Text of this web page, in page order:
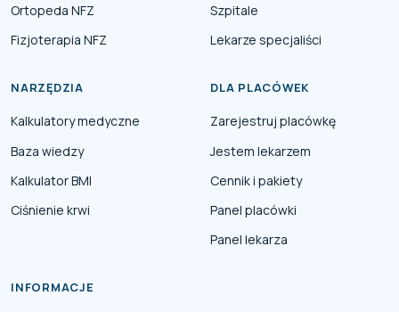
Ortopeda NFZ
Fizjoterapia NFZ
Szpitale
Lekarze specjaliści
NARZĘDZIA
Kalkulatory medyczne
Baza wiedzy
Kalkulator BMI
Ciśnienie krwi
DLA PLACÓWEK
Zarejestruj placówkę
Jestem lekarzem
Cennik i pakiety
Panel placówki
Panel lekarza
INFORMACJE